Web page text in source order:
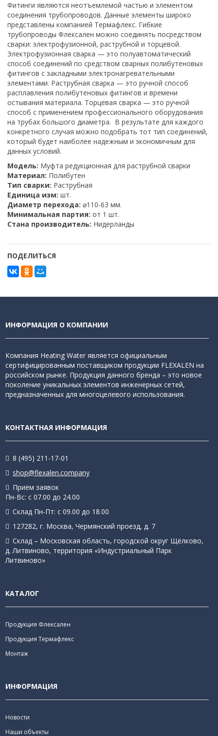
Фитинги являются неотъемлемой частью и элементом
соединения трубопроводов. Данные элементы широко
представлены компанией Термафлекс. Гибкие
трубопроводы Флексален можно соединять посредством
сварки: электрофузионной, раструбной и торцевой.
Электрофузионная сварка — это полуавтоматический
способ соединений по средством сварных полибутеновых
фитингов с закладными электронагревательными
элементами. Раструбная сварка — это ручной способ
расплавления полибутеновых фитингов и времени
остывания материала. Торцевая сварка — это ручной
способ с применением профессионального оборудования
на трубах большого диаметра. В результате для каждого
конкретного случая можно подобрать тот тип соединений,
который будет наиболее надежным и экономичным для
данных условий.
Модель: Муфта редукционная для раструбной сварки
Материал: Полибутен
Тип сварки: Раструбная
Единица изм: шт.
Диаметр перехода: ⌀110-63 мм.
Минимальная партия: от 1 шт.
Стана производитель: Нидерланды
ПОДЕЛИТЬСЯ
ИНФОРМАЦИЯ О КОМПАНИИ
Компания Heating Water является официальным
сертифицированным поставщиком продукции FLEXALEN на
российском рынке. Продукция данного бренда – это новое
поколение уникальных элементов инженерных сетей,
предназначенных для многоцелевого использования.
КОНТАКТНАЯ ИНФОРМАЦИЯ
8 (495) 211-17-01
shop@flexalen.company
Приём заявок
Пн-Вс: с 07.00 до 24.00
Склад Пн-Пт: с 09.00 до 18.00
127282, г. Москва, Чермянский проезд, д. 7
Склад – Московская область, городской округ Щёлково,
д. Литвиново, территория «Индустриальный Парк
Литвиново»
КАТАЛОГ
Продукция Флексален
Продукция Термафлекс
Монтаж
ИНФОРМАЦИЯ
Новости
Наши объекты